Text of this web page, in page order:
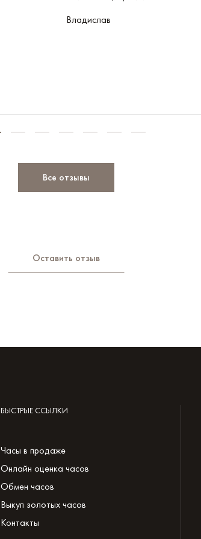
Владислав
Все отзывы
Оставить отзыв
БЫСТРЫЕ ССЫЛКИ
Часы в продаже
Онлайн оценка часов
Обмен часов
Выкуп золотых часов
Контакты